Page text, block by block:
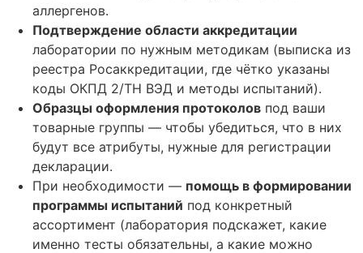
аллергенов.
Подтверждение области аккредитации
лаборатории по нужным методикам (выписка из
реестра Росаккредитации, где чётко указаны
коды ОКПД 2/ТН ВЭД и методы испытаний).
Образцы оформления протоколов под ваши
товарные группы — чтобы убедиться, что в них
будут все атрибуты, нужные для регистрации
декларации.
При необходимости — помощь в формировании
программы испытаний под конкретный
ассортимент (лаборатория подскажет, какие
именно тесты обязательны, а какие можно